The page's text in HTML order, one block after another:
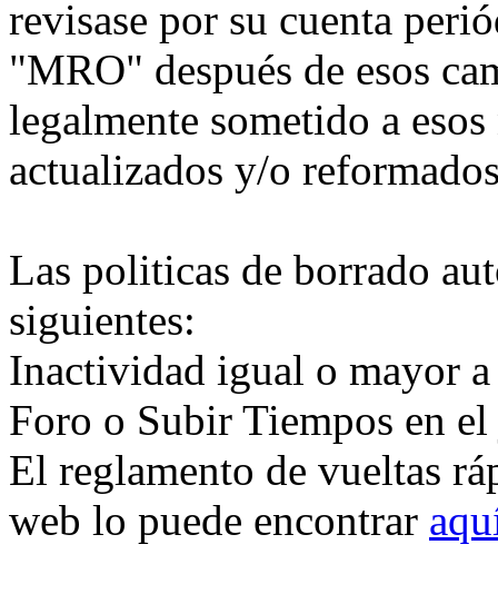
revisase por su cuenta
"MRO" después de esos
legalmente sometido a
actualizados y/o
Las politicas de borrado
siguientes:
Inactividad igual o mayor a
Foro o Subir Tiempos en
El reglamento de vueltas
web lo puede encontrar